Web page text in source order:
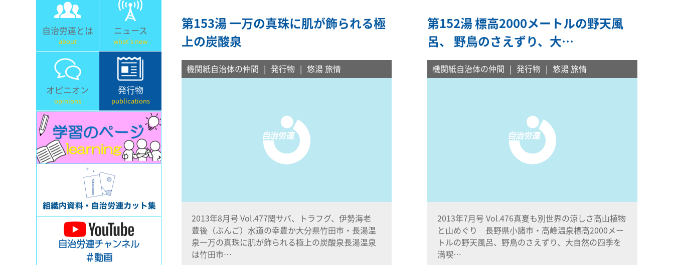
自治労連とは
about
ニュース
what's new
オピニオン
opinions
発行物
publications
自治労連チャンネル
＃動画
第153湯 一万の真珠に肌が飾られる極
上の炭酸泉
機関紙自治体の仲間 発行物 悠湯 旅情
2013年8月号 Vol.477関サバ、トラフグ、伊勢海老
豊後（ぶんご）水道の幸豊か大分県竹田市・長湯温
泉一万の真珠に肌が飾られる極上の炭酸泉長湯温泉
は竹田市…
第152湯 標高2000メートルの野天風
呂、 野鳥のさえずり、大…
機関紙自治体の仲間 発行物 悠湯 旅情
2013年7月号 Vol.476真夏も別世界の涼しさ高山植物
と山めぐり 長野県小諸市・高峰温泉標高2000メー
トルの野天風呂、野鳥のさえずり、大自然の四季を
満喫…